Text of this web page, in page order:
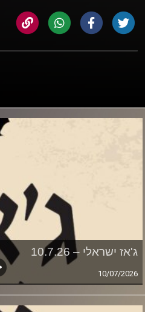
ג'אז ישראלי – 10.7.26
10/07/2026